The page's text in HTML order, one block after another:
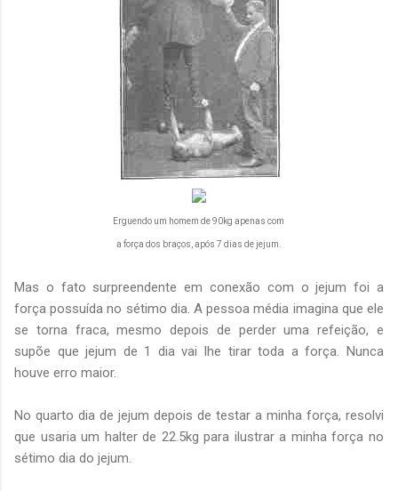
Erguendo um homem de 90kg apenas com
a força dos braços, após 7 dias de jejum.
Mas o fato surpreendente em conexão com o jejum foi a
força possuída no sétimo dia. A pessoa média imagina que ele
se torna fraca, mesmo depois de perder uma refeição, e
supõe que jejum de 1 dia vai lhe tirar toda a força. Nunca
houve erro maior.
No quarto dia de jejum depois de testar a minha força, resolvi
que usaria um halter de 22.5kg para ilustrar a minha força no
sétimo dia do jejum.